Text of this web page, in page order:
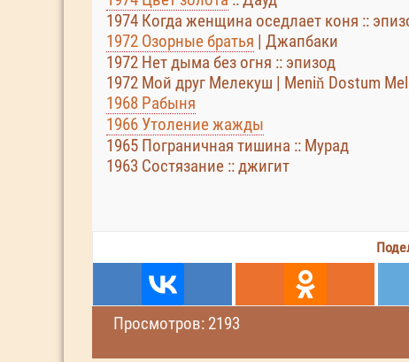
1974 Когда женщина оседлает коня ::
1972 Озорные братья | Джапбаки
1972 Нет дыма без огня :: эпизод
1972 Мой друг Мелекуш | Meniň Dostum
1968 Рабыня
1966 Утоление жажды
1965 Пограничная тишина :: Мурад
1963 Состязание :: джигит
Просмотров: 2193